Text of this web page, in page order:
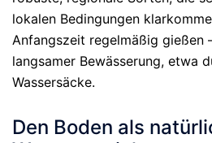
lokalen Bedingungen
Anfangszeit regelmäßig gießen
langsamer Bewässerung, etwa
Wassersäcke.
Den Boden als